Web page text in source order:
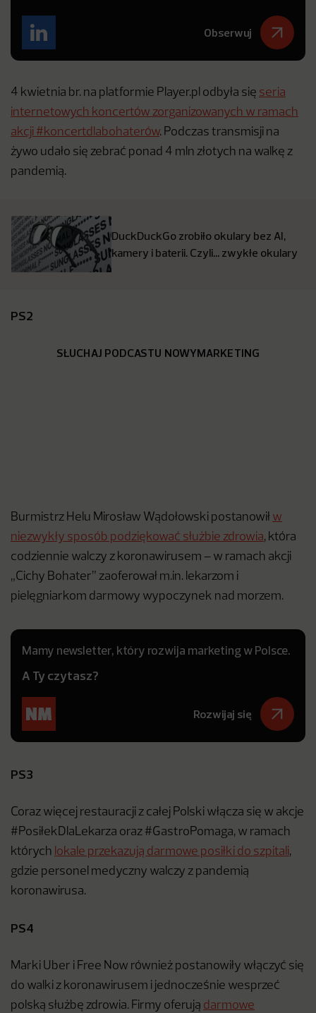
Obserwuj
4 kwietnia br. na platformie Player.pl odbyła się seria
internetowych koncertów zorganizowanych w ramach
akcji #koncertdlabohaterów. Podczas transmisji na
żywo udało się zebrać ponad 4 mln złotych na walkę z
pandemią.
DuckDuckGo zrobiło okulary bez AI,
kamery i baterii. Czyli… zwykłe okulary
PS2
SŁUCHAJ PODCASTU NOWYMARKETING
Burmistrz Helu Mirosław Wądołowski postanowił w
niezwykły sposób podziękować służbie zdrowia, która
codziennie walczy z koronawirusem – w ramach akcji
„Cichy Bohater” zaoferował m.in. lekarzom i
pielęgniarkom darmowy wypoczynek nad morzem.
Mamy newsletter, który rozwija marketing w Polsce.
A Ty czytasz?
Rozwijaj się
PS3
Coraz więcej restauracji z całej Polski włącza się w akcje
#PosiłekDlaLekarza oraz #GastroPomaga, w ramach
których lokale przekazują darmowe posiłki do szpitali,
gdzie personel medyczny walczy z pandemią
koronawirusa.
PS4
Marki Uber i Free Now również postanowiły włączyć się
do walki z koronawirusem i jednocześnie wesprzeć
polską służbę zdrowia. Firmy oferują darmowe